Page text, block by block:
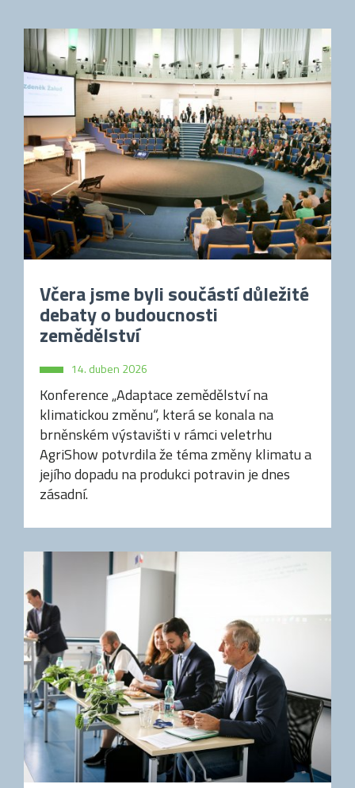
Včera jsme byli součástí důležité
debaty o budoucnosti
zemědělství
14. duben 2026
Konference „Adaptace zemědělství na
klimatickou změnu“, která se konala na
brněnském výstavišti v rámci veletrhu
AgriShow potvrdila že téma změny klimatu a
jejího dopadu na produkci potravin je dnes
zásadní.